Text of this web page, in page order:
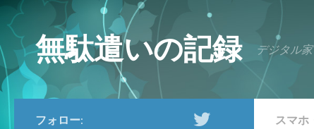
コンテンツへスキップ
無駄遣いの記録 デジタル
スマホ
フォロー: